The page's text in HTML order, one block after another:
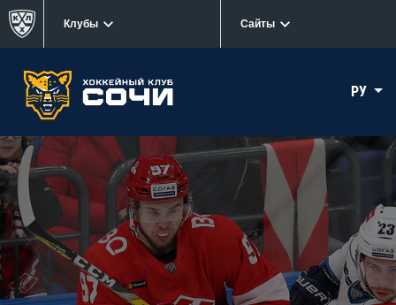
Клубы Сайты
РУ